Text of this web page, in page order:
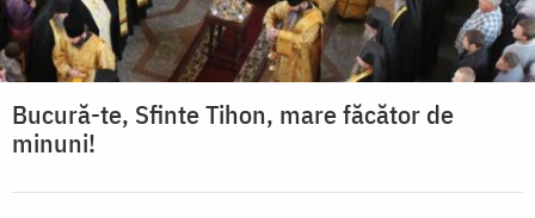
Bucură-te, Sfinte Tihon, mare făcător de
minuni!